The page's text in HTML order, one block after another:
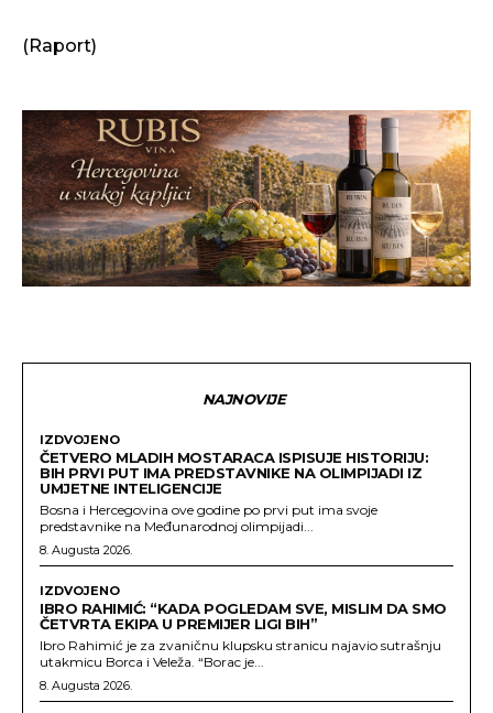
(Raport)
NAJNOVIJE
IZDVOJENO
ČETVERO MLADIH MOSTARACA ISPISUJE HISTORIJU:
BIH PRVI PUT IMA PREDSTAVNIKE NA OLIMPIJADI IZ
UMJETNE INTELIGENCIJE
Bosna i Hercegovina ove godine po prvi put ima svoje
predstavnike na Međunarodnoj olimpijadi...
8. Augusta 2026.
IZDVOJENO
IBRO RAHIMIĆ: “KADA POGLEDAM SVE, MISLIM DA SMO
ČETVRTA EKIPA U PREMIJER LIGI BIH”
Ibro Rahimić je za zvaničnu klupsku stranicu najavio sutrašnju
utakmicu Borca i Veleža. “Borac je...
8. Augusta 2026.